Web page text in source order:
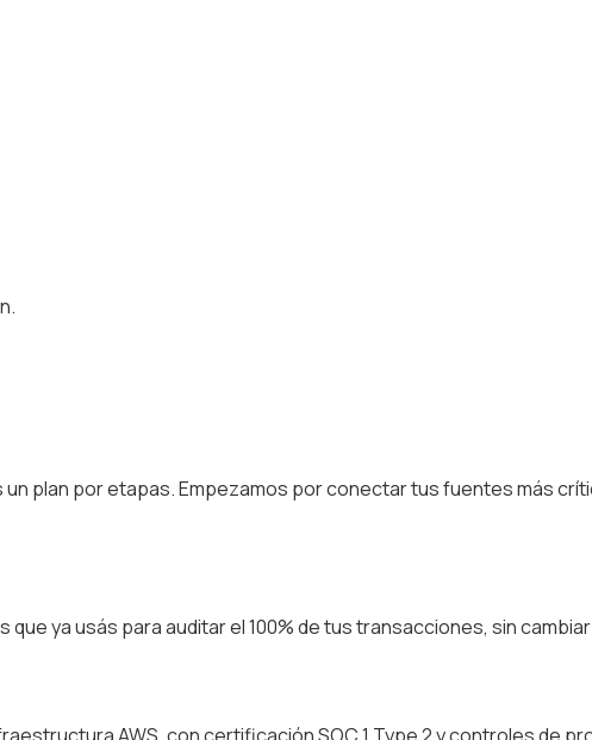
plan por etapas. Empezamos por conectar tus fuentes más
ya usás para auditar el 100% de tus transacciones, sin